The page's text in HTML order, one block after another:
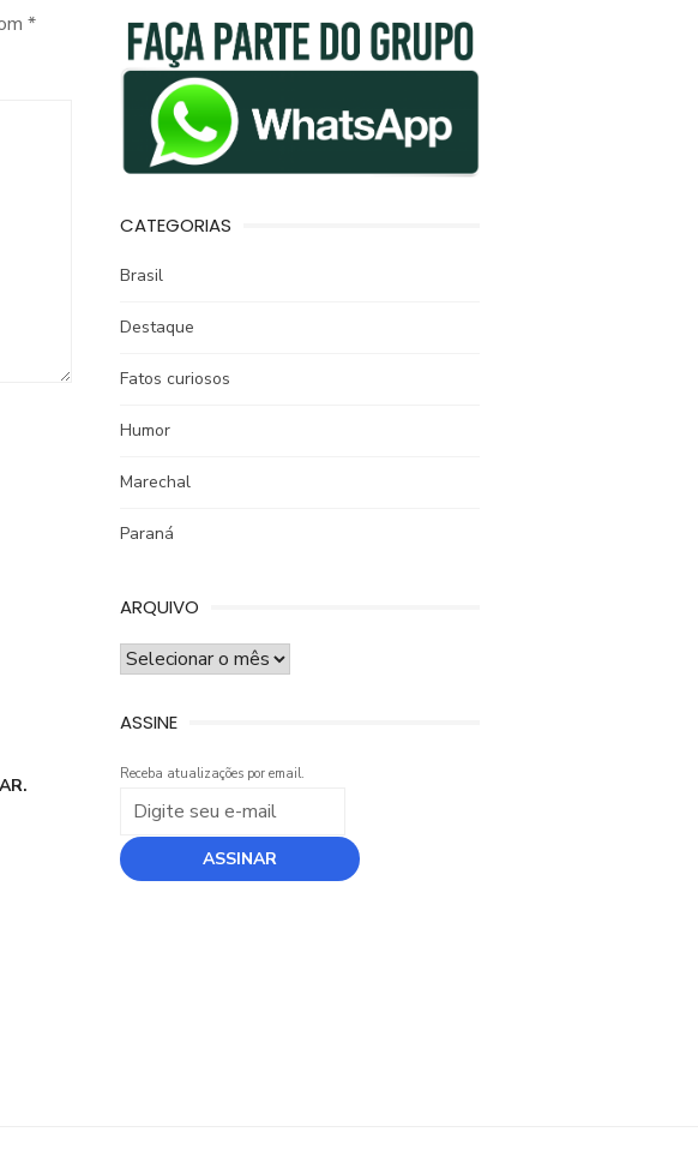
*
CATEGORIAS
Brasil
Destaque
Fatos curiosos
Humor
Marechal
Paraná
ARQUIVO
ARQUIVO
ASSINE
Receba atualizações por email.